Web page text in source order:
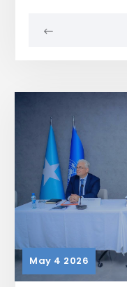
May 4 2026